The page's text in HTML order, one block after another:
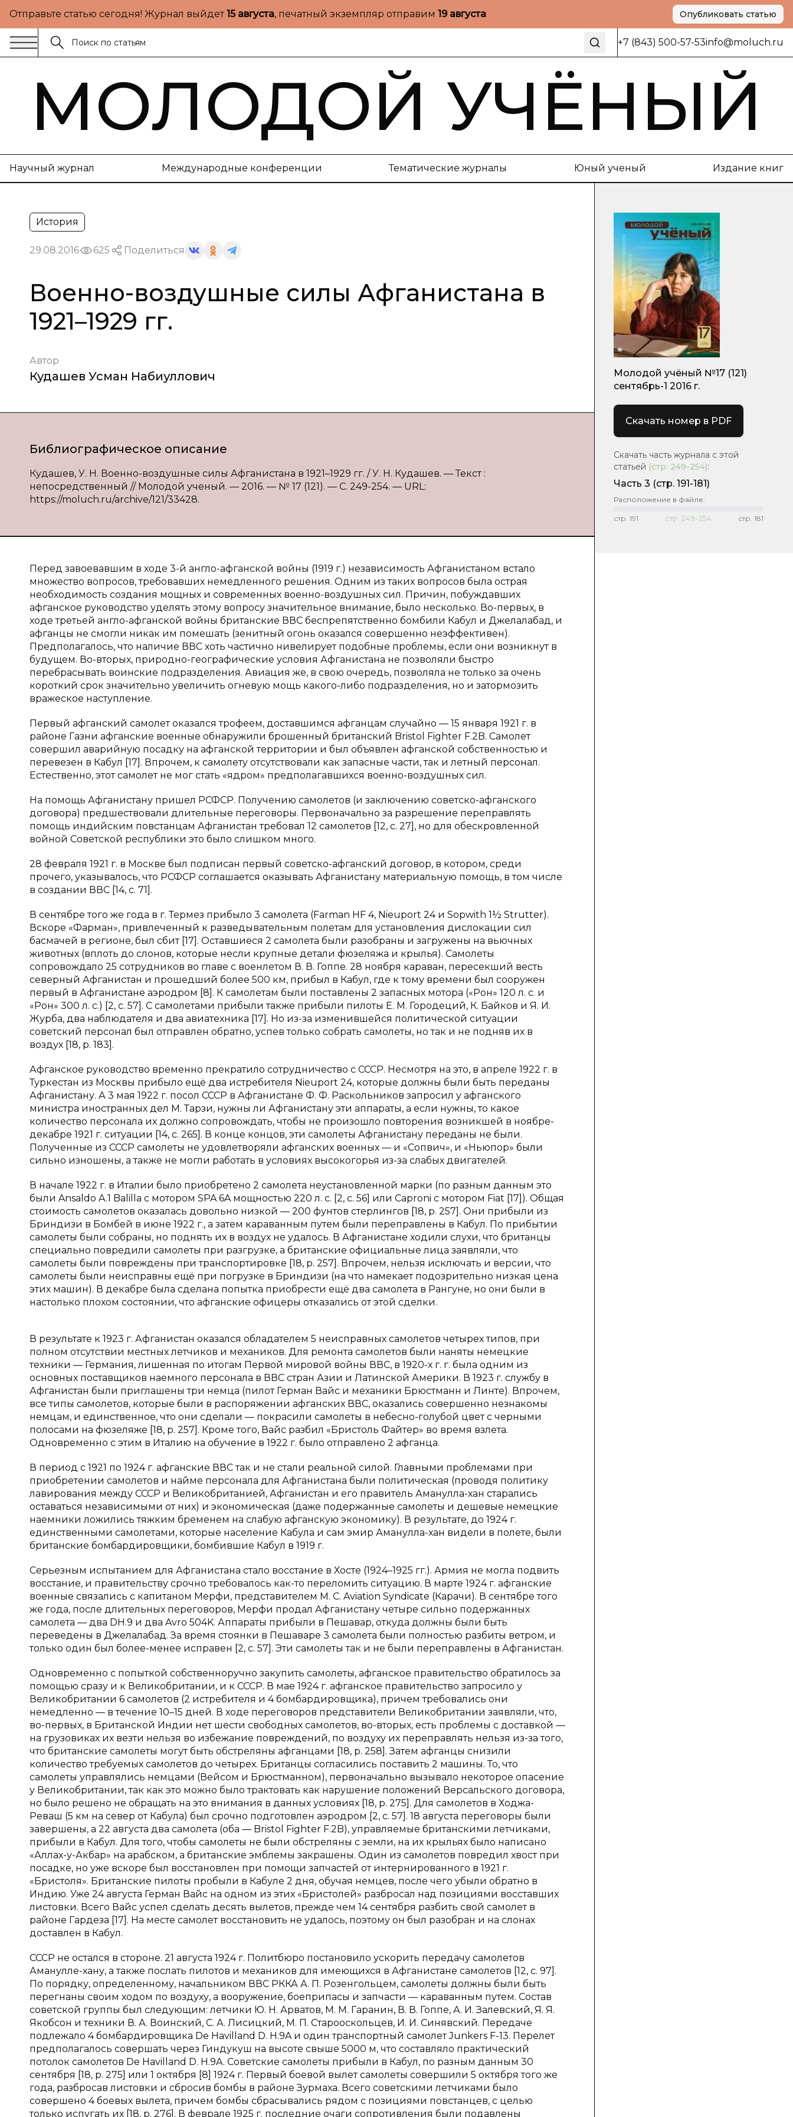
Отправьте статью сегодня! Журнал выйдет15 августа, печатный экземпляр отправим 19 августа Опубликовать статью
+7 (843) 500-57-53info@moluch.ru
МОЛОДОЙ УЧЁНЫЙ
Научный журнал Международные конференции Тематические журналы Юный ученый Издание книг
История
29.08.2016 625 Поделиться
Военно-воздушные силы Афганистана в
1921–1929 гг.
Автор
Кудашев Усман Набиуллович
Библиографическое описание
Кудашев, У. Н. Военно-воздушные силы Афганистана в 1921–1929 гг. / У. Н. Кудашев. — Текст :
непосредственный // Молодой ученый. — 2016. — № 17 (121). — С. 249-254. — URL:
https://moluch.ru/archive/121/33428.
Перед завоевавшим в ходе 3-й англо-афганской войны (1919 г.) независимость Афганистаном встало
множество вопросов, требовавших немедленного решения. Одним из таких вопросов была острая
необходимость создания мощных и современных военно-воздушных сил. Причин, побуждавших
афганское руководство уделять этому вопросу значительное внимание, было несколько. Во-первых, в
ходе третьей англо-афганской войны британские ВВС беспрепятственно бомбили Кабул и Джелалабад, и
афганцы не смогли никак им помешать (зенитный огонь оказался совершенно неэффективен).
Предполагалось, что наличие ВВС хоть частично нивелирует подобные проблемы, если они возникнут в
будущем. Во-вторых, природно-географические условия Афганистана не позволяли быстро
перебрасывать воинские подразделения. Авиация же, в свою очередь, позволяла не только за очень
короткий срок значительно увеличить огневую мощь какого-либо подразделения, но и затормозить
вражеское наступление.
Первый афганский самолет оказался трофеем, доставшимся афганцам случайно — 15 января 1921 г. в
районе Газни афганские военные обнаружили брошенный британский Bristol Fighter F.2B. Самолет
совершил аварийную посадку на афганской территории и был объявлен афганской собственностью и
перевезен в Кабул [17]. Впрочем, к самолету отсутствовали как запасные части, так и летный персонал.
Естественно, этот самолет не мог стать «ядром» предполагавшихся военно-воздушных сил.
На помощь Афганистану пришел РСФСР. Получению самолетов (и заключению советско-афганского
договора) предшествовали длительные переговоры. Первоначально за разрешение переправлять
помощь индийским повстанцам Афганистан требовал 12 самолетов [12, с. 27], но для обескровленной
войной Советской республики это было слишком много.
28 февраля 1921 г. в Москве был подписан первый советско-афганский договор, в котором, среди
прочего, указывалось, что РСФСР соглашается оказывать Афганистану материальную помощь, в том числе
в создании ВВС [14, с. 71].
В сентябре того же года в г. Термез прибыло 3 самолета (Farman HF 4, Nieuport 24 и Sopwith 1½ Strutter).
Вскоре «Фарман», привлеченный к разведывательным полетам для установления дислокации сил
басмачей в регионе, был сбит [17]. Оставшиеся 2 самолета были разобраны и загружены на вьючных
животных (вплоть до слонов, которые несли крупные детали фюзеляжа и крылья). Самолеты
сопровождало 25 сотрудников во главе с военлетом В. В. Гоппе. 28 ноября караван, пересекший весть
северный Афганистан и прошедший более 500 км, прибыл в Кабул, где к тому времени был сооружен
первый в Афганистане аэродром [8]. К самолетам были поставлены 2 запасных мотора («Рон» 120 л. с. и
«Рон» 300 л. с.) [2, с. 57]. С самолетами прибыли также прибыли пилоты Е. М. Городеций, К. Байков и Я. И.
Журба, два наблюдателя и два авиатехника [17]. Но из-за изменившейся политической ситуации
советский персонал был отправлен обратно, успев только собрать самолеты, но так и не подняв их в
воздух [18, p. 183].
Афганское руководство временно прекратило сотрудничество с СССР. Несмотря на это, в апреле 1922 г. в
Туркестан из Москвы прибыло ещё два истребителя Nieuport 24, которые должны были быть переданы
Афганистану. А 3 мая 1922 г. посол СССР в Афганистане Ф. Ф. Раскольников запросил у афганского
министра иностранных дел М. Тарзи, нужны ли Афганистану эти аппараты, а если нужны, то какое
количество персонала их должно сопровождать, чтобы не произошло повторения возникшей в ноябре-
декабре 1921 г. ситуации [14, с. 265]. В конце концов, эти самолеты Афганистану переданы не были.
Полученные из СССР самолеты не удовлетворяли афганских военных — и «Сопвич», и «Ньюпор» были
сильно изношены, а также не могли работать в условиях высокогорья из-за слабых двигателей.
В начале 1922 г. в Италии было приобретено 2 самолета неустановленной марки (по разным данным это
были Ansaldo A.1 Balilla с мотором SPA 6A мощностью 220 л. с. [2, с. 56] или Caproni c мотором Fiat [17]). Общая
стоимость самолетов оказалась довольно низкой — 200 фунтов стерлингов [18, p. 257]. Они прибыли из
Бриндизи в Бомбей в июне 1922 г., а затем караванным путем были переправлены в Кабул. По прибытии
самолеты были собраны, но поднять их в воздух не удалось. В Афганистане ходили слухи, что британцы
специально повредили самолеты при разгрузке, а британские официальные лица заявляли, что
самолеты были повреждены при транспортировке [18, p. 257]. Впрочем, нельзя исключать и версии, что
самолеты были неисправны ещё при погрузке в Бриндизи (на что намекает подозрительно низкая цена
этих машин). В декабре была сделана попытка приобрести ещё два самолета в Рангуне, но они были в
настолько плохом состоянии, что афганские офицеры отказались от этой сделки.
В результате к 1923 г. Афганистан оказался обладателем 5 неисправных самолетов четырех типов, при
полном отсутствии местных летчиков и механиков. Для ремонта самолетов были наняты немецкие
техники — Германия, лишенная по итогам Первой мировой войны ВВС, в 1920-х г. г. была одним из
основных поставщиков наемного персонала в ВВС стран Азии и Латинской Америки. В 1923 г. службу в
Афганистан были приглашены три немца (пилот Герман Вайс и механики Брюстманн и Линте). Впрочем,
все типы самолетов, которые были в распоряжении афганских ВВС, оказались совершенно незнакомы
немцам, и единственное, что они сделали — покрасили самолеты в небесно-голубой цвет с черными
полосами на фюзеляже [18, p. 257]. Кроме того, Вайс разбил «Бристоль Файтер» во время взлета.
Одновременно с этим в Италию на обучение в 1922 г. было отправлено 2 афганца.
В период с 1921 по 1924 г. афганские ВВС так и не стали реальной силой. Главными проблемами при
приобретении самолетов и найме персонала для Афганистана были политическая (проводя политику
лавирования между СССР и Великобританией, Афганистан и его правитель Аманулла-хан старались
оставаться независимыми от них) и экономическая (даже подержанные самолеты и дешевые немецкие
наемники ложились тяжким бременем на слабую афганскую экономику). В результате, до 1924 г.
единственными самолетами, которые население Кабула и сам эмир Аманулла-хан видели в полете, были
британские бомбардировщики, бомбившие Кабул в 1919 г.
Серьезным испытанием для Афганистана стало восстание в Хосте (1924–1925 гг.). Армия не могла подвить
восстание, и правительству срочно требовалось как-то переломить ситуацию. В марте 1924 г. афганские
военные связались с капитаном Мерфи, представителем M. C. Aviation Syndicate (Карачи). В сентябре того
же года, после длительных переговоров, Мерфи продал Афганистану четыре сильно подержанных
самолета — два DH.9 и два Avro 504K. Аппараты прибыли в Пешавар, откуда должны были быть
переведены в Джелалабад. За время стоянки в Пешаваре 3 самолета были полностью разбиты ветром, и
только один был более-менее исправен [2, с. 57]. Эти самолеты так и не были переправлены в Афганистан.
Одновременно с попыткой собственноручно закупить самолеты, афганское правительство обратилось за
помощью сразу и к Великобритании, и к СССР. В мае 1924 г. афганское правительство запросило у
Великобритании 6 самолетов (2 истребителя и 4 бомбардировщика), причем требовались они
немедленно — в течение 10–15 дней. В ходе переговоров представители Великобритании заявляли, что,
во-первых, в Британской Индии нет шести свободных самолетов, во-вторых, есть проблемы с доставкой —
на грузовиках их везти нельзя во избежание повреждений, по воздуху их переправлять нельзя из-за того,
что британские самолеты могут быть обстреляны афганцами [18, p. 258]. Затем афганцы снизили
количество требуемых самолетов до четырех. Британцы согласились поставить 2 машины. То, что
самолеты управлялись немцами (Вейсом и Брюстманном), первоначально вызывало некоторое опасение
у Великобритании, так как это можно было трактовать как нарушение положений Версальского договора,
но было решено не обращать на это внимания в данных условиях [18, p. 275]. Для самолетов в Ходжа-
Реваш (5 км на север от Кабула) был срочно подготовлен аэродром [2, с. 57]. 18 августа переговоры были
завершены, а 22 августа два самолета (оба — Bristol Fighter F.2B), управляемые британскими летчиками,
прибыли в Кабул. Для того, чтобы самолеты не были обстреляны с земли, на их крыльях было написано
«Аллах-у-Акбар» на арабском, а британские эмблемы закрашены. Один из самолетов повредил хвост при
посадке, но уже вскоре был восстановлен при помощи запчастей от интернированного в 1921 г.
«Бристоля». Британские пилоты пробыли в Кабуле 2 дня, обучая немцев, после чего убыли обратно в
Индию. Уже 24 августа Герман Вайс на одном из этих «Бристолей» разбросал над позициями восставших
листовки. Всего Вайс успел сделать десять вылетов, прежде чем 14 сентября разбить свой самолет в
районе Гардеза [17]. На месте самолет восстановить не удалось, поэтому он был разобран и на слонах
доставлен в Кабул.
СССР не остался в стороне. 21 августа 1924 г. Политбюро постановило ускорить передачу самолетов
Аманулле-хану, а также послать пилотов и механиков для имеющихся в Афганистане самолетов [12, с. 97].
По порядку, определенному, начальником ВВС РККА А. П. Розенгольцем, самолеты должны были быть
перегнаны своим ходом по воздуху, а вооружение, боеприпасы и запчасти — караванным путем. Состав
советской группы был следующим: летчики Ю. Н. Арватов, М. М. Гаранин, В. В. Гоппе, А. И. Залевский, Я. Я.
Якобсон и техники В. А. Воинский, С. А. Лисицкий, М. П. Старооскольцев, И. И. Синявский. Передаче
подлежало 4 бомбардировщика De Havilland D. H.9A и один транспортный самолет Junkers F-13. Перелет
предполагалось совершать через Гиндукуш на высоте свыше 5000 м, что составляло практический
потолок самолетов De Havilland D. H.9A. Советские самолеты прибыли в Кабул, по разным данным 30
сентября [18, p. 275] или 1 октября [8] 1924 г. Первый боевой вылет самолеты совершили 5 октября того же
года, разбросав листовки и сбросив бомбы в районе Зурмаха. Всего советскими летчиками было
совершено 4 боевых вылета, причем бомбы сбрасывались рядом с позициями повстанцев, с целью
только испугать их [18, p. 276]. В феврале 1925 г. последние очаги сопротивления были подавлены
Молодой учёный №17 (121)
сентябрь-1 2016 г.
Скачать номер в PDF
Скачать часть журнала с этой
статьей (стр. 249-254):
Часть 3 (стр. 191-181)
Расположение в файле:
стр. 191 стр. 249-254 стр. 181